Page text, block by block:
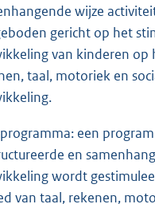
wijze
gericht op het
van kinderen op
taal, motoriek en
een
en
wordt
van taal, rekenen,